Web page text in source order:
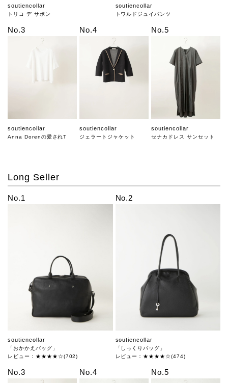
soutiencollar
トリコ デ サボン
soutiencollar
トワルドジュイパンツ
No.3
soutiencollar
Anna Dorenの愛されT
No.4
soutiencollar
ジェラートジャケット
No.5
soutiencollar
セナカドレス サンセット
Long Seller
No.1
soutiencollar
「おかかえバッグ」
レビュー：★★★★☆(702)
No.2
soutiencollar
「しっくりバッグ」
レビュー：★★★★☆(474)
No.3 No.4 No.5